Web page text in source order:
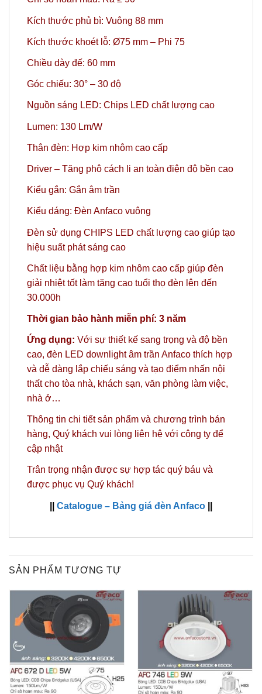
Kích thước phủ bì: Vuông 88 mm
Kích thước khoét lỗ: Ø75 mm – Phi 75
Chiều dày đế: 60 mm
Góc chiếu: 30° – 30 độ
Nguồn sáng LED: Chips LED chất lượng cao
Lumen: 130 Lm/W
Thân đèn: Hợp kim nhôm cao cấp
Driver – Tăng phô cách li an toàn điện độ bền cao
Kiểu gắn: Gắn âm trần
Kiểu dáng: Đèn Anfaco vuông
Đèn sử dụng CHIPS LED chất lượng cao giúp tạo
hiệu suất phát sáng cao
Chất liệu bằng hợp kim nhôm cao cấp giúp đèn
giải nhiệt tốt làm tăng cao tuổi thọ đèn lên đến
30.000h
Thời gian bảo hành miễn phí: 3 năm
Ứng dụng: Với sự thiết kế sang trọng và độ bền
cao, đèn LED downlight âm trần Anfaco thích hợp
và dễ dàng lắp chiếu sáng và tạo điểm nhấn nội
thất cho tòa nhà, khách sạn, văn phòng làm việc,
nhà ở…
Thông tin chi tiết sản phẩm và chương trình bán
hàng, Quý khách vui lòng liên hệ với công ty để
cập nhật
Trân trọng nhận được sự hợp tác quý báu và
được phục vụ Quý khách!
Catalogue – Bảng giá đèn Anfaco
SẢN PHẨM TƯƠNG TỰ